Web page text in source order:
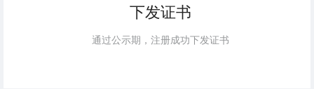
下发证书
通过公示期，注册成功下发证书